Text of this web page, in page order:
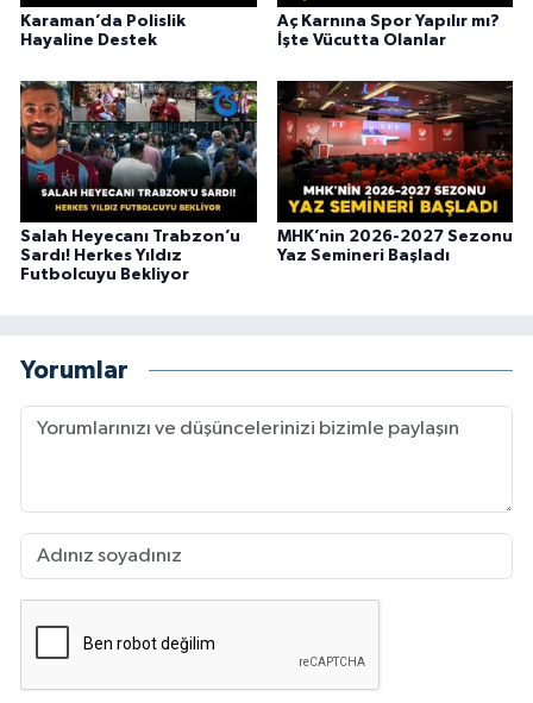
Karaman’da Polislik
Hayaline Destek
Aç Karnına Spor Yapılır mı?
İşte Vücutta Olanlar
Salah Heyecanı Trabzon’u
Sardı! Herkes Yıldız
Futbolcuyu Bekliyor
MHK’nin 2026-2027 Sezonu
Yaz Semineri Başladı
Yorumlar